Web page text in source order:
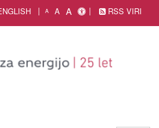
A A A RSS VIRI